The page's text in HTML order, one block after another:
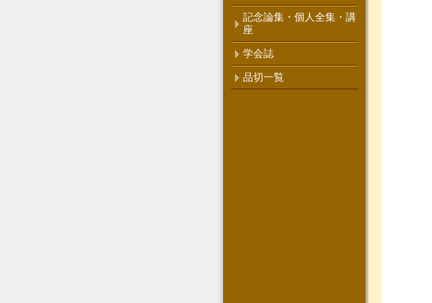
記念論集・個人全集・講
座
学会誌
品切一覧